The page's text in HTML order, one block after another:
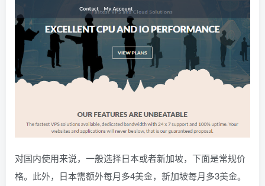
对国内使用来说，一般选择日本或者新加坡，下面是常规价
格。此外，日本需额外每月多4美金，新加坡每月多3美金。